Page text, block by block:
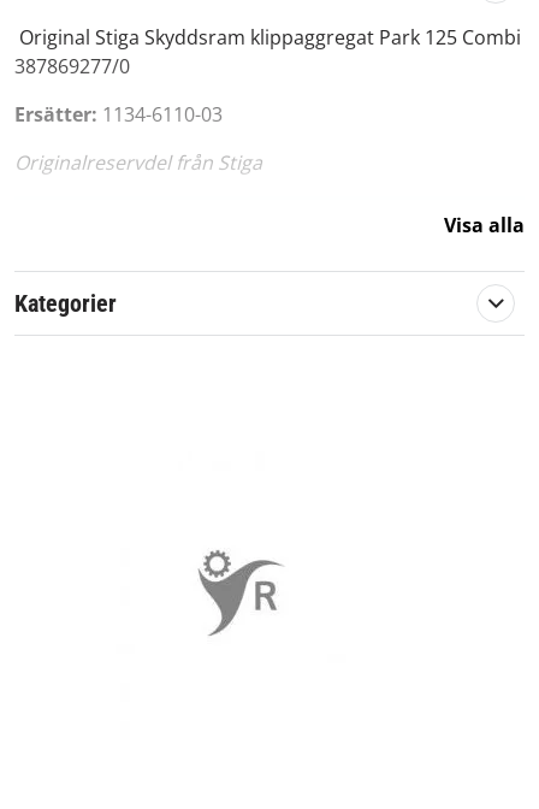
Original Stiga Skyddsram klippaggregat Park 125 Combi
387869277/0
Ersätter: 1134-6110-03
Originalreservdel från Stiga
Visa alla
Kategorier